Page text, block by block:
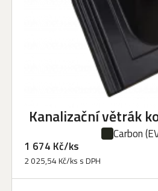
Kanalizační větrák
Carbon
1 674 Kč/ks
2 025,54 Kč/ks s DPH